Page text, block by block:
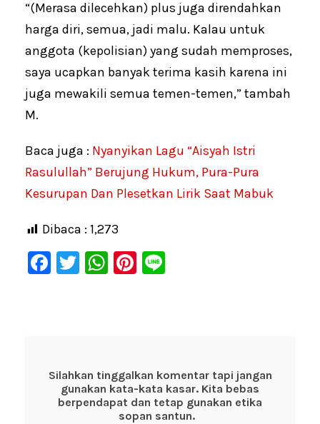
“(Merasa dilecehkan) plus juga direndahkan
harga diri, semua, jadi malu. Kalau untuk
anggota (kepolisian) yang sudah memproses,
saya ucapkan banyak terima kasih karena ini
juga mewakili semua temen-temen,” tambah
M.
Baca juga : Nyanyikan Lagu “Aisyah Istri
Rasulullah” Berujung Hukum, Pura-Pura
Kesurupan Dan Plesetkan Lirik Saat Mabuk
Dibaca : 1,273
F
o
o
T
W
p
p
Pi
Silahkan tinggalkan komentar tapi jangan
gunakan kata-kata kasar. Kita bebas
berpendapat dan tetap gunakan etika
sopan santun.